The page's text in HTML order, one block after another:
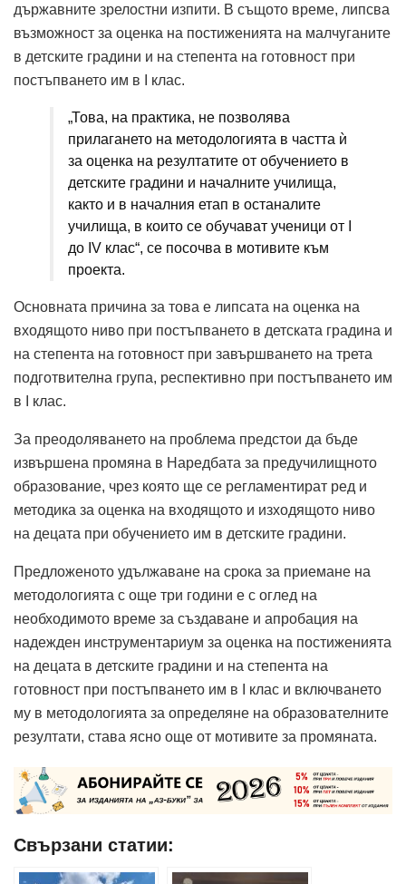
държавните зрелостни изпити. В същото време, липсва
възможност за оценка на постиженията на малчуганите
в детските градини и на степента на готовност при
постъпването им в I клас.
„Това, на практика, не позволява
прилагането на методологията в частта ѝ
за оценка на резултатите от обучението в
детските градини и началните училища,
както и в началния етап в останалите
училища, в които се обучават ученици от I
до IV клас“, се посочва в мотивите към
проекта.
Основната причина за това е липсата на оценка на
входящото ниво при постъпването в детската градина и
на степента на готовност при завършването на трета
подготвителна група, респективно при постъпването им
в I клас.
За преодоляването на проблема предстои да бъде
извършена промяна в Наредбата за предучилищното
образование, чрез която ще се регламентират ред и
методика за оценка на входящото и изходящото ниво
на децата при обучението им в детските градини.
Предложеното удължаване на срока за приемане на
методологията с още три години е с оглед на
необходимото време за създаване и апробация на
надежден инструментариум за оценка на постиженията
на децата в детските градини и на степента на
готовност при постъпването им в I клас и включването
му в методологията за определяне на образователните
резултати, става ясно още от мотивите за промяната.
Свързани статии: